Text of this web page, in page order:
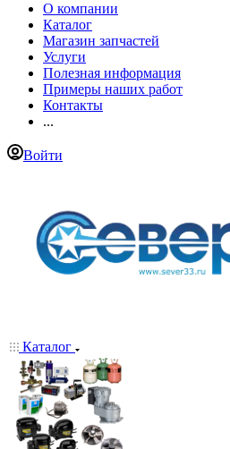
О компании
Каталог
Магазин запчастей
Услуги
Полезная информация
Примеры наших работ
Контакты
...
Войти
Каталог